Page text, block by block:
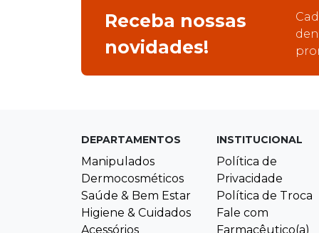
Receba nossas
novidades!
DEPARTAMENTOS
Manipulados
Dermocosméticos
Saúde & Bem Estar
Higiene & Cuidados
Acessórios
INSTITUCIONAL
Política de
Privacidade
Política de Troca
Fale com
Farmacêutico(a)